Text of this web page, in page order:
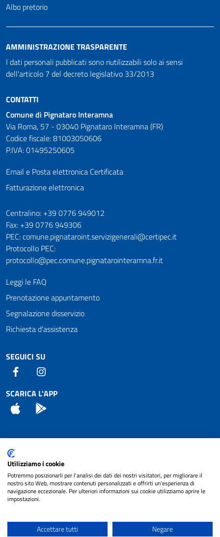
Albo pretorio
AMMINISTRAZIONE TRASPARENTE
I dati personali pubblicati sono riutilizzabili solo ai sensi
dell'articolo 7 del decreto legislativo 33/2013
CONTATTI
Comune di Pignataro Interamna
Via Roma, 57 - 03040 Pignataro Interamna (FR)
Codice fiscale: 81003050606
P.IVA: 01495250605
Email e Posta elettronica Certificata
Fatturazione elettronica
Numeri utili
Centralino: +39 0776 949012
Fax: +39 0776 949306
PEC: comune.pignataroint.servizigenerali@certipec.it
Protocollo PEC:
protocollo@pec.comune.pignatarointeramna.fr.it
Leggi le FAQ
Prenotazione appuntamento
Segnalazione disservizio
Richiesta d'assistenza
SEGUICI SU
Facebook
SCARICA L'APP
App Store
Attuazione Misure PNRR
Piano di miglioramento del sito
Note legali
cura diNET SMART
Utilizziamo i cookie
Potremmo posizionarli per l'analisi dei dati dei nostri visitatori, per migliorare il
nostro sito Web, mostrare contenuti personalizzati e offrirti un'esperienza di
navigazione eccezionale. Per ulteriori informazioni sui cookie utilizziamo aprire le
impostazioni.
Accettare tutti Negare